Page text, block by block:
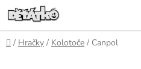
Přejít
na
obsah
Domů
/ Hračky / Kolotoče / Canpol